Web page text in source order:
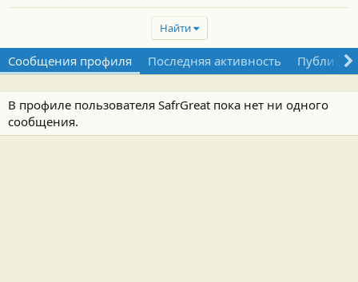
Найти
Сообщения профиля Последняя активность
В профиле пользователя SafrGreat пока нет ни одного
сообщения.